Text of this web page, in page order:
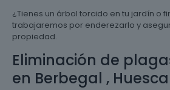
¿Tienes un árbol torcido en tu jardín o
trabajaremos por enderezarlo y
propiedad.
Eliminación de
en Berbegal , Huesca